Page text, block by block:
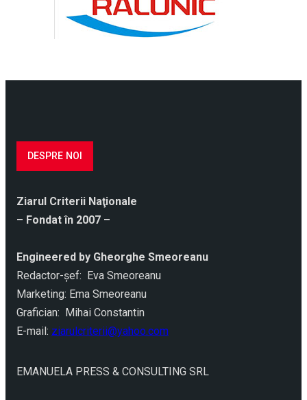
DESPRE NOI
Ziarul Criterii Naţionale
– Fondat în 2007 –
Engineered by Gheorghe Smeoreanu
Redactor-şef: Eva Smeoreanu
Marketing: Ema Smeoreanu
Grafician: Mihai Constantin
E-mail: ziarulcriterii@yahoo.com
EMANUELA PRESS & CONSULTING SRL